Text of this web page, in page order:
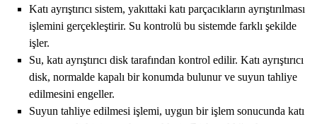
Katı ayrıştırıcı sistem, yakıttaki katı parçacıkların ayrıştırılması
işlemini gerçekleştirir. Su kontrolü bu sistemde farklı şekilde
işler.
Su, katı ayrıştırıcı disk tarafından kontrol edilir. Katı ayrıştırıcı
disk, normalde kapalı bir konumda bulunur ve suyun tahliye
edilmesini engeller.
Suyun tahliye edilmesi işlemi, uygun bir işlem sonucunda katı